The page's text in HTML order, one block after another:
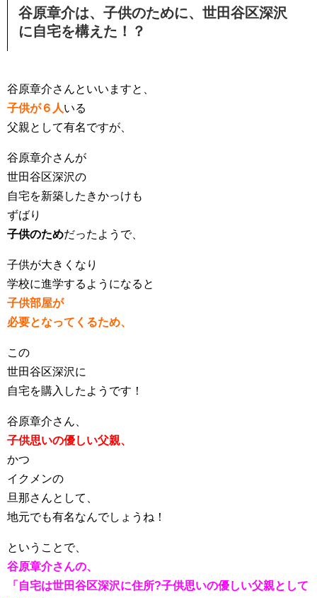
谷原章介は、子供のために、世田谷区深沢
に自宅を構えた！？
谷原章介さんといいますと、
子供が６人いる
父親として有名ですが、
谷原章介さんが
世田谷区深沢の
自宅を新築したきかっけも
ずばり
子供のためだったようで、
子供が大きくなり
学校に進学するようになると
子供部屋が
必要となってくるため、
この
世田谷区深沢に
自宅を購入したようです！
谷原章介さん、
子供思いの優しい父親、
かつ
イクメンの
旦那さんとして、
地元でも有名なんでしょうね！
ということで、
谷原章介さんの、
「自宅は世田谷区深沢に住所?子供思いの優しい父親として